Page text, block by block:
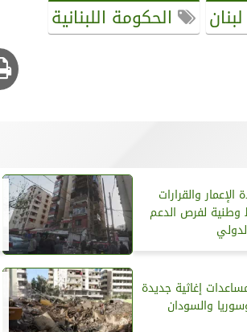
لبنان الحكومة اللبنانية
الإعمار والقرارات
وطنية لفرص الدعم
إغاثية جديدة
والسودان